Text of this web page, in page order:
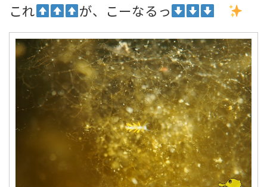
これ が、こーなるっ